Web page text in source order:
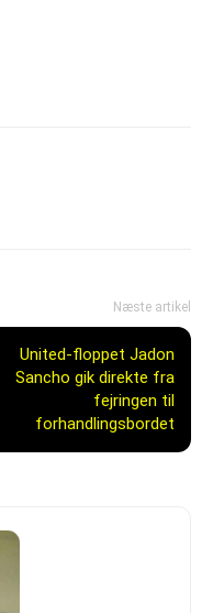
Næste artikel
United-floppet Jadon
Sancho gik direkte fra
fejringen til
forhandlingsbordet